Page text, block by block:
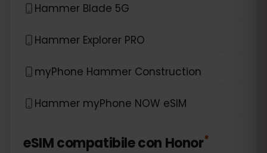
Hammer Blade 5G
Hammer Explorer PRO
myPhone Hammer Construction
Hammer myPhone NOW eSIM
eSIM compatibile con Honor*